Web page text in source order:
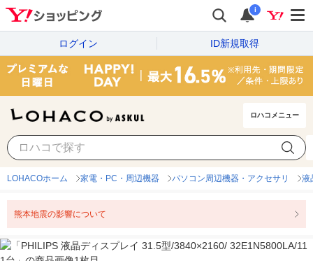
i
ログイン ID新規取得
ロハコメニュー
LOHACOホーム 家電・PC・周辺機器 パソコン周辺機器・アクセサリ 液
熊本地震の影響について